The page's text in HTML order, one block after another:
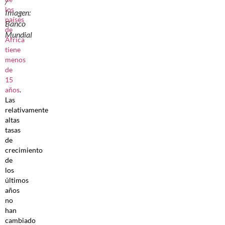
Imagen:
Banco
Mundial
los
países
de
África
tiene
menos
de
15
años.
Las
relativamente
altas
tasas
de
crecimiento
de
los
últimos
años
no
han
cambiado